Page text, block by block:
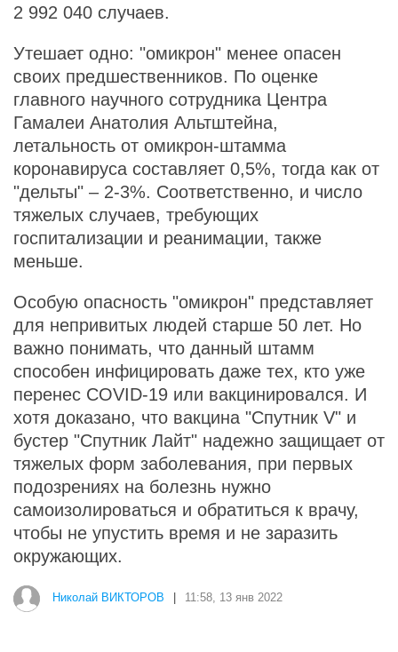
2 992 040 случаев.
Утешает одно: "омикрон" менее опасен
своих предшественников. По оценке
главного научного сотрудника Центра
Гамалеи Анатолия Альтштейна,
летальность от омикрон-штамма
коронавируса составляет 0,5%, тогда как от
"дельты" – 2-3%. Соответственно, и число
тяжелых случаев, требующих
госпитализации и реанимации, также
меньше.
Особую опасность "омикрон" представляет
для непривитых людей старше 50 лет. Но
важно понимать, что данный штамм
способен инфицировать даже тех, кто уже
перенес COVID-19 или вакцинировался. И
хотя доказано, что вакцина "Спутник V" и
бустер "Спутник Лайт" надежно защищает от
тяжелых форм заболевания, при первых
подозрениях на болезнь нужно
самоизолироваться и обратиться к врачу,
чтобы не упустить время и не заразить
окружающих.
Николай ВИКТОРОВ 11:58, 13 янв 2022